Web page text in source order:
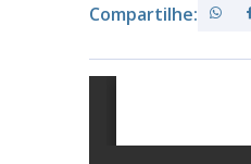
Compartilhe: